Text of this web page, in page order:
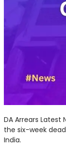
DA Arrears Latest
the six-week
India.